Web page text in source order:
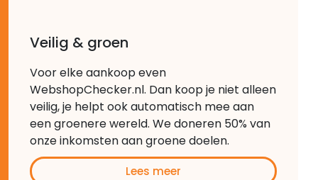
Veilig & groen
Voor elke aankoop even
WebshopChecker.nl. Dan koop je niet alleen
veilig, je helpt ook automatisch mee aan
een groenere wereld. We doneren 50% van
onze inkomsten aan groene doelen.
Lees meer